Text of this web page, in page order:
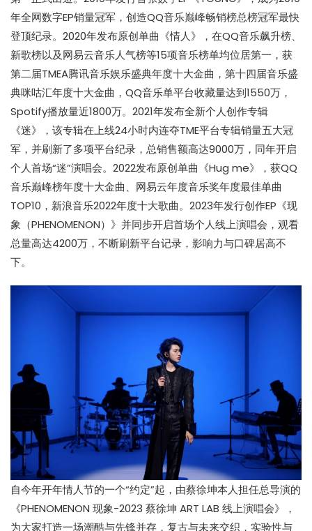
年全网数字EP销量冠军，创造QQ音乐巅峰畅销榜总榜冠军最快
登顶纪录。2020年发布原创单曲《情人》，在QQ音乐飙升榜、
新歌榜以及网易云音乐人气榜等15项音乐榜单均位居第一，获
第二届TMEA腾讯音乐娱乐盛典年度十大金曲，第十四届音乐盛
典咪咕汇年度十大金曲，QQ音乐单平台收藏量达到1550万，
Spotify播放量近1800万。2021年发布全新个人创作专辑
《迷》，该专辑在上线24小时内连夺TME平台专辑销量五大冠
军，并刷新了多项平台纪录，总销售额高达9000万，同年开启
个人首场“迷”演唱会。2022发布原创单曲《Hug me》，获QQ
音乐巅峰榜年度十大金曲、网易云年度音乐奖年度最佳单曲
TOP10，新浪音乐2022年度十大歌曲。2023年发行创作EP《现
象（PHENOMENON）》并同步开启首场个人线上演唱会，观看
总量高达4200万，不断刷新平台记录，影响力与口碑居高不
下。
自今年开年情人节的一个“约定”起，由蔡徐坤本人担任总导演的
《PHENOMENON 现象-2023 蔡徐坤 ART LAB 线上演唱会》，
为大家打造一场潮酷与先锋并存，复古与未来交织，实验性与